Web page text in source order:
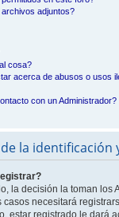
adjuntos?
cosa?
acerca de abusos o usos
con un Administrador?
la identificación
la decisión la toman los
casos necesitará
estar registrado le dará